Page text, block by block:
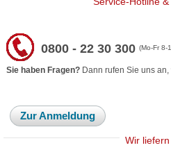
0800 - 22 30 300(Mo-Fr 8-
Sie haben Fragen? Dann rufen Sie uns
Zur Anmeldung
Wir